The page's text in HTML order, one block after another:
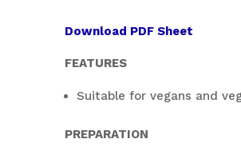
Download PDF Sheet
FEATURES
Suitable for vegans and
PREPARATION